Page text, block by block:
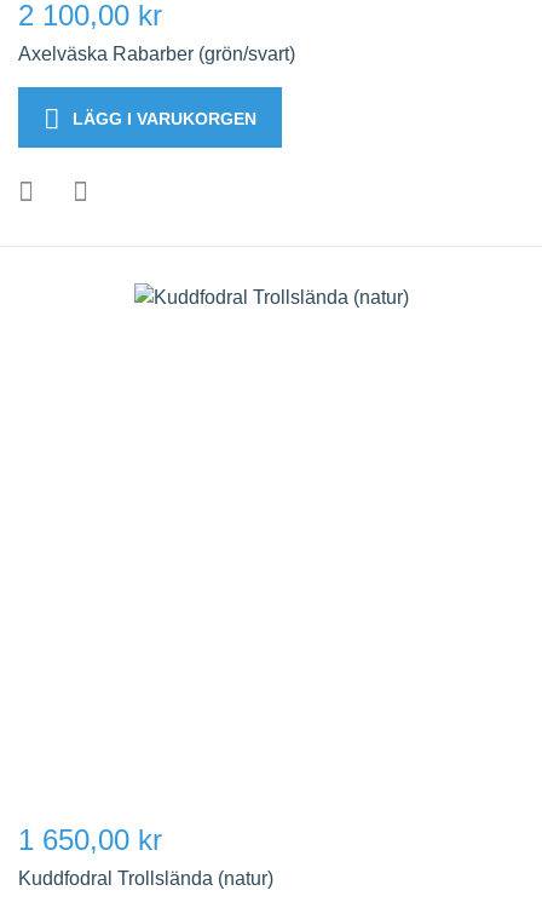
2 100,00 kr
Axelväska Rabarber (grön/svart)
LÄGG I VARUKORGEN
1 650,00 kr
Kuddfodral Trollslända (natur)